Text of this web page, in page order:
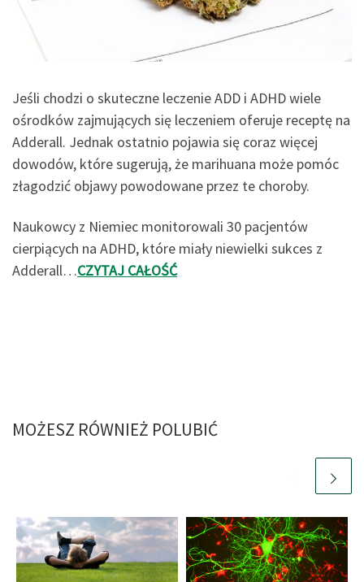
Jeśli chodzi o skuteczne leczenie ADD i ADHD wiele
ośrodków zajmujących się leczeniem oferuje receptę na
Adderall. Jednak ostatnio pojawia się coraz więcej
dowodów, które sugerują, że marihuana może pomóc
złagodzić objawy powodowane przez te choroby.
Naukowcy z Niemiec monitorowali 30 pacjentów
cierpiących na ADHD, które miały niewielki sukces z
Adderall…CZYTAJ CAŁOŚĆ
MOŻESZ RÓWNIEŻ POLUBIĆ